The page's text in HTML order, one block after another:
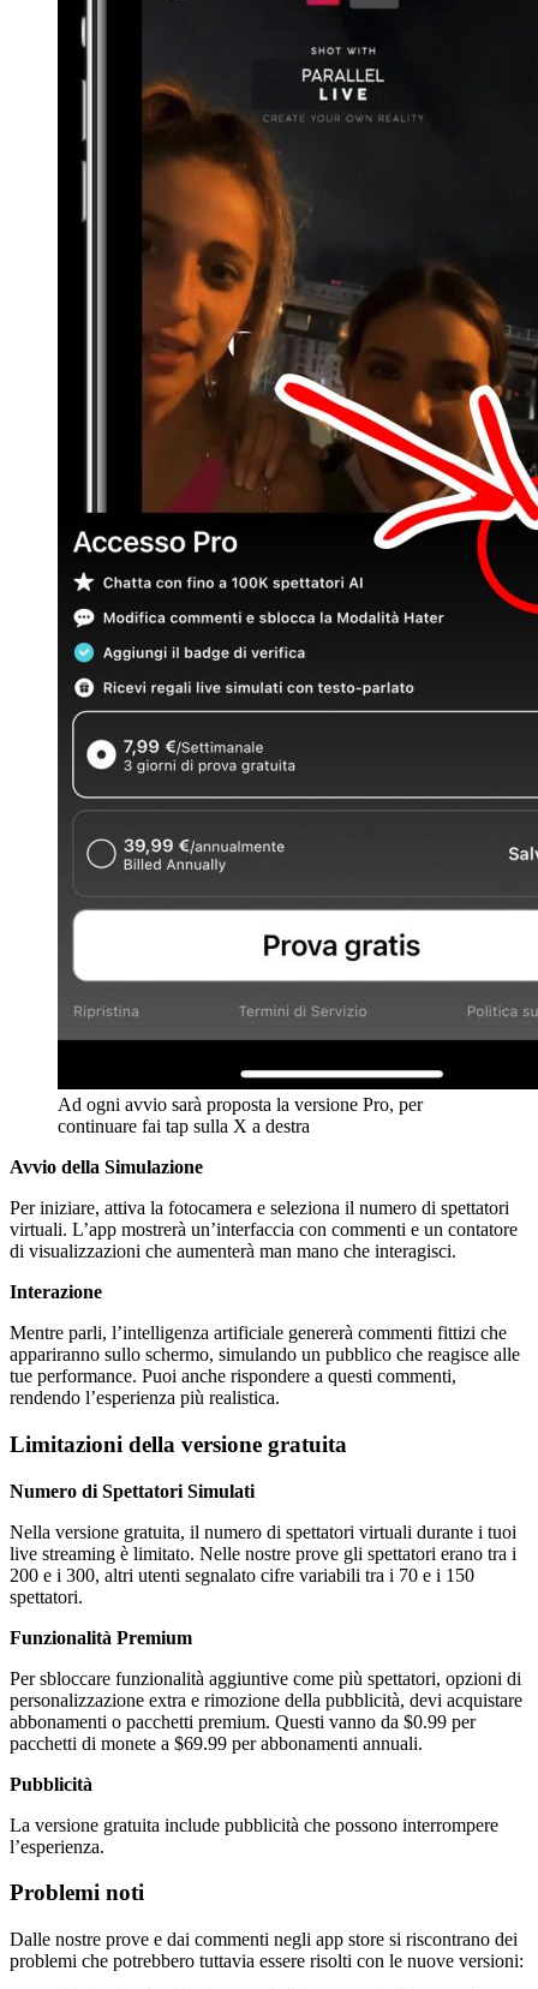
Ad ogni avvio sarà proposta la versione Pro, per
continuare fai tap sulla X a destra
Avvio della Simulazione
Per iniziare, attiva la fotocamera e seleziona il numero di spettatori
virtuali. L’app mostrerà un’interfaccia con commenti e un contatore
di visualizzazioni che aumenterà man mano che interagisci.
Interazione
Mentre parli, l’intelligenza artificiale genererà commenti fittizi che
appariranno sullo schermo, simulando un pubblico che reagisce alle
tue performance. Puoi anche rispondere a questi commenti,
rendendo l’esperienza più realistica.
Limitazioni della versione gratuita
Numero di Spettatori Simulati
Nella versione gratuita, il numero di spettatori virtuali durante i tuoi
live streaming è limitato. Nelle nostre prove gli spettatori erano tra i
200 e i 300, altri utenti segnalato cifre variabili tra i 70 e i 150
spettatori.
Funzionalità Premium
Per sbloccare funzionalità aggiuntive come più spettatori, opzioni di
personalizzazione extra e rimozione della pubblicità, devi acquistare
abbonamenti o pacchetti premium. Questi vanno da $0.99 per
pacchetti di monete a $69.99 per abbonamenti annuali.
Pubblicità
La versione gratuita include pubblicità che possono interrompere
l’esperienza.
Problemi noti
Dalle nostre prove e dai commenti negli app store si riscontrano dei
problemi che potrebbero tuttavia essere risolti con le nuove versioni: